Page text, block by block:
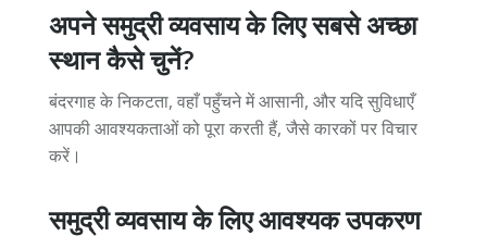
अपने समुद्री व्यवसाय के लिए सबसे अच्छा
स्थान कैसे चुनें?
बंदरगाह के निकटता, वहाँ पहुँचने में आसानी, और यदि सुविधाएँ
आपकी आवश्यकताओं को पूरा करती हैं, जैसे कारकों पर विचार
करें।
समुद्री व्यवसाय के लिए आवश्यक उपकरण